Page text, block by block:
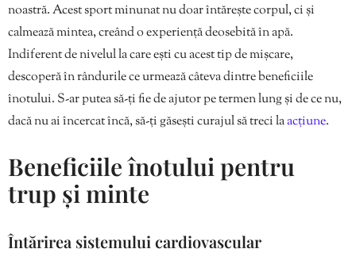
noastră. Acest sport minunat nu doar întărește corpul, ci și
calmează mintea, creând o experiență deosebită în apă.
Indiferent de nivelul la care ești cu acest tip de mișcare,
descoperă în rândurile ce urmează câteva dintre beneficiile
înotului. S-ar putea să-ți fie de ajutor pe termen lung și de ce nu,
dacă nu ai încercat încă, să-ți găsești curajul să treci laacțiune.
Beneficiile înotului pentru
trup și minte
Întărirea sistemului cardiovascular